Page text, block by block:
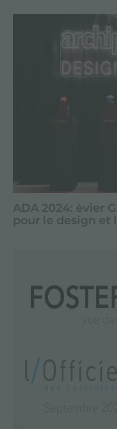
ADA 2024: èvier
pour le design et